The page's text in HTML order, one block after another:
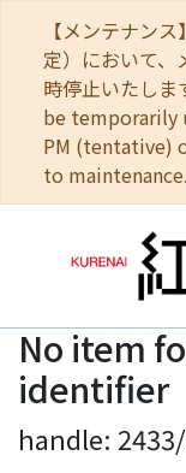
【メンテナン
定）において、
時停止いたし
be temporarily
PM (tentative)
to maintenance.
Home
Communities
Browse
No item
identifier
handle: